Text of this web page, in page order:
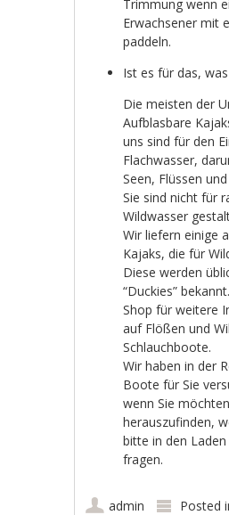
Trimmung wenn
Erwachsener mit
paddeln.
Ist es für das,
Die meisten der
Aufblasbare
uns sind für den
Flachwasser,
Seen, Flüssen
Sie sind nicht für
Wildwasser
Wir liefern einige
Kajaks, die für
Diese werden
“Duckies”
Shop für weitere
auf Flößen und
Schlauchboote.
Wir haben in der
Boote für Sie
wenn Sie
herauszufinden,
bitte in den
fragen.
admin Posted